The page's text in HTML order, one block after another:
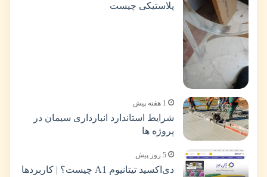
پلاستیکی چیست
1 هفته پیش
شرایط استاندارد انبارداری سیمان در
پروژه ها
5 روز پیش
دی‌اکسید تیتانیوم A1 چیست؟ | کاربردها